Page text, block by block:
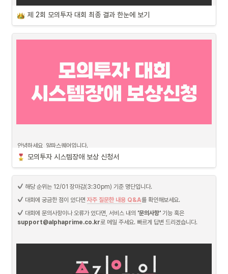
제 2회 모의투자 대회 최종 결과 한눈에 보기
안녕하세요, 알파스퀘어입니다.
먼저, 대회 기간 중 시스템 장애로 인해 불편을 겪으신 점에 대해 진심으로 사과 드립
니다.
마 진행하고자 합니다. 해당 보상은 주린이게임에 참여하여 12/1 기준 순위랭킹에서
닉네임이 검색되는 유저 여러분들을 대상으로 지급할 예정입니다. 불가피하게 기프티
콘 발송을 위해 개인정보 제 3자 제공 동의와 개인정보를 받고자 신청서 작성을 요청
모의투자 시스템장애 보상 신청서
해당 순위는 12/01 장마감(3:30pm) 기준 명단입니다.
대회에 궁금한 점이 있다면 자주 질문한 내용 Q&A를 확인해보세요.
대회에 문의사항이나 오류가 있다면, 서비스 내의 '문의사항'
support@alphaprime.co.kr로 메일 주세요. 빠르게 답변 드리겠습니다.